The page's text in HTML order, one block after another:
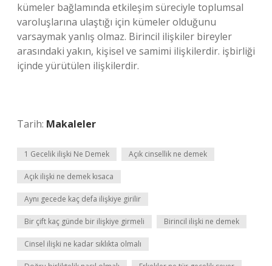
kümeler bağlamında etkileşim süreciyle toplumsal
varoluşlarına ulaştığı için kümeler olduğunu
varsaymak yanlış olmaz. Birincil ilişkiler bireyler
arasındaki yakın, kişisel ve samimi ilişkilerdir. işbirliği
içinde yürütülen ilişkilerdir.
Tarih: Makaleler
1 Gecelik ilişki Ne Demek Açık cinsellik ne demek
Açık ilişki ne demek kısaca
Aynı gecede kaç defa ilişkiye girilir
Bir çift kaç günde bir ilişkiye girmeli Birincil ilişki ne demek
Cinsel ilişki ne kadar sıklıkta olmalı